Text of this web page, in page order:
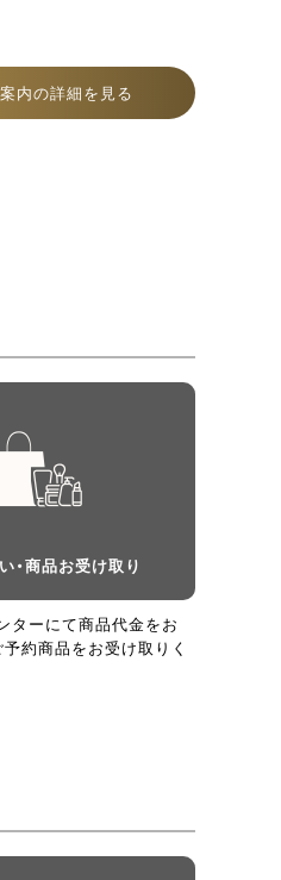
をアラベスク模様
ら舞う情景を表現
内の詳細を見る
・商品お受け取り
ターにて商品代金をお
約商品をお受け取りく